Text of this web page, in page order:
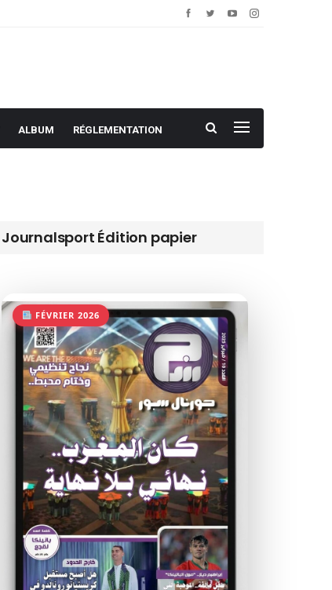
ALBUM RÉGLEMENTATION
Journalsport Édition papier
FÉVRIER 2026